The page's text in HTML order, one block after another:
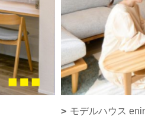
モデルハウス